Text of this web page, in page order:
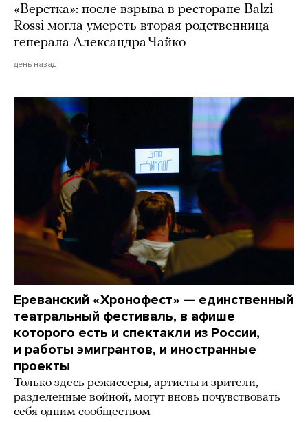
«Верстка»: после взрыва в ресторане Balzi
Rossi могла умереть вторая родственница
генерала Александра Чайко
день назад
Ереванский «Хронофест» — единственный
театральный фестиваль, в афише
которого есть и спектакли из России,
и работы эмигрантов, и иностранные
проекты
Только здесь режиссеры, артисты и зрители,
разделенные войной, могут вновь почувствовать
себя одним сообществом